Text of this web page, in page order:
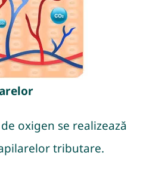
oxigen se realizează
tributare.